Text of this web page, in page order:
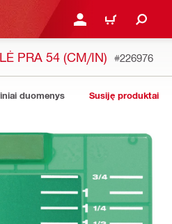
PRISIJUNGTI ARBA
PIRKINIŲ
PRA 54 (CM/IN) #226976
duomenys Susiję produktai